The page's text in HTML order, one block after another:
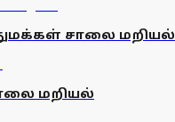
சாலை மறியல்
மறியல்